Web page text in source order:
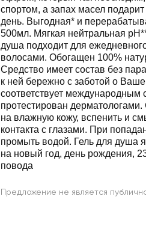
спортом, а запах масел
день. Выгодная* и
500мл. Мягкая нейтральная
душа подходит для
волосами. Обогащен 100%
Средство имеет состав без
к ней бережно с заботой о
соответствует международным
протестирован
на влажную кожу, вспенить и
контакта с глазами. При
промыть водой. Гель для душа
на новый год, день рождения,
повода
Предложение не является